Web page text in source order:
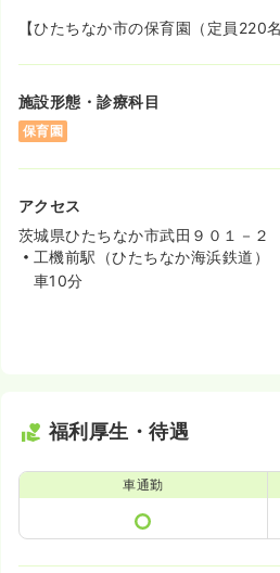
【ひたちなか市の保育園（定員
施設形態・診療科目
保育園
アクセス
茨城県ひたちなか市武田９０１－２
工機前駅（ひたちなか海浜鉄道）
車10分
福利厚生・待遇
車通勤